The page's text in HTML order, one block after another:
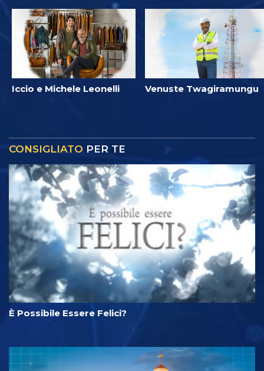
Iccio e Michele Leonelli Venuste Twagiramungu
CONSIGLIATO PER TE
È Possibile Essere Felici?